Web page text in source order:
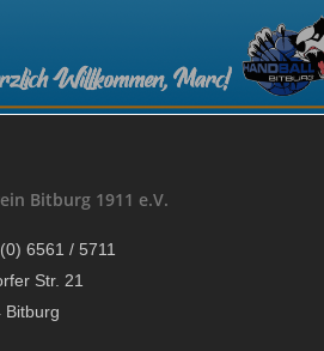
Bitburg 1911 e.V.
6561 / 5711
Str. 21
Bitburg